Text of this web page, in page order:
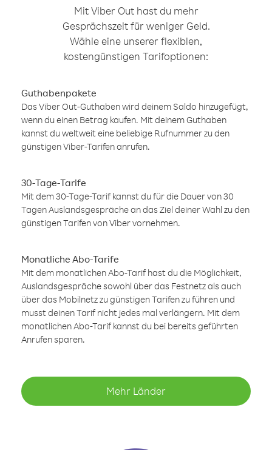
Mit Viber Out hast du mehr
Gesprächszeit für weniger Geld.
Wähle eine unserer flexiblen,
kostengünstigen Tarifoptionen:
Guthabenpakete
Das Viber Out-Guthaben wird deinem Saldo hinzugefügt,
wenn du einen Betrag kaufen. Mit deinem Guthaben
kannst du weltweit eine beliebige Rufnummer zu den
günstigen Viber-Tarifen anrufen.
30-Tage-Tarife
Mit dem 30-Tage-Tarif kannst du für die Dauer von 30
Tagen Auslandsgespräche an das Ziel deiner Wahl zu den
günstigen Tarifen von Viber vornehmen.
Monatliche Abo-Tarife
Mit dem monatlichen Abo-Tarif hast du die Möglichkeit,
Auslandsgespräche sowohl über das Festnetz als auch
über das Mobilnetz zu günstigen Tarifen zu führen und
musst deinen Tarif nicht jedes mal verlängern. Mit dem
monatlichen Abo-Tarif kannst du bei bereits geführten
Anrufen sparen.
Mehr Länder